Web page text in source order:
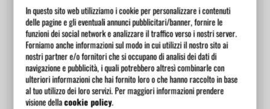
Scelta ed utilizzo corretto delle attrezzature
Guida sicura
Le lesioni causate dalle vibrazioni
Docente del corso online in e-Learning
Le vibrazioni meccaniche - 30 minuti
In questo sito web utilizziamo i cookie per personalizzare i contenuti
delle pagine e gli eventuali annunci pubblicitari/banner, fornire le
funzioni dei social network e analizzare il traffico verso i nostri server.
Forniamo anche informazioni sul modo in cui utilizzi il nostro sito ai
nostri partner e/o fornitori che si occupano di analisi dei dati di
navigazione e pubblicità, i quali potrebbero altresì combinarle con
ulteriori informazioni che hai fornito loro o che hanno raccolto in base
al tuo utilizzo dei loro servizi. Per maggiori informazioni prendere
visione dellacookie policy.